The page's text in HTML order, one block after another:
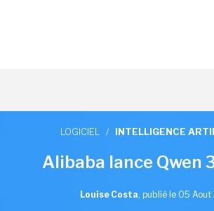
LOGICIEL / INTELLIGENCE
Alibaba lance Qwen
Louise Costa, publié le 05 Aout